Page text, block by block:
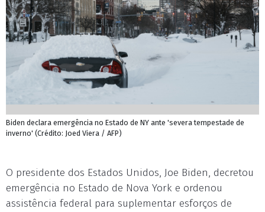
Biden declara emergência no Estado de NY ante 'severa tempestade de
inverno' (Crédito: Joed Viera / AFP)
O presidente dos Estados Unidos, Joe Biden, decretou
emergência no Estado de Nova York e ordenou
assistência federal para suplementar esforços de